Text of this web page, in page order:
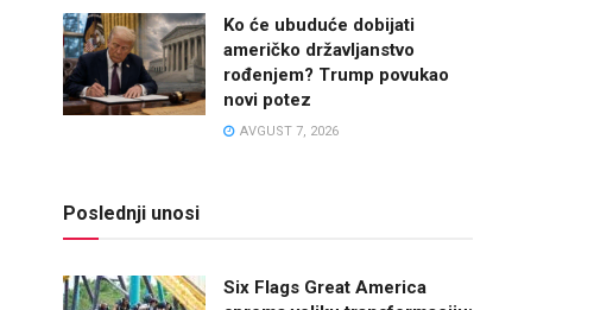
Ko će ubuduće dobijati
američko državljanstvo
rođenjem? Trump povukao
novi potez
AVGUST 7, 2026
Poslednji unosi
Six Flags Great America